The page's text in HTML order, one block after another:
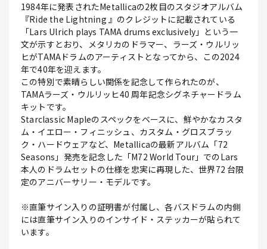
1984年に発表されたMetallicaの2枚目のスタジオアルバム
『Ride the Lightning 』のクレジットに記載されている
「Lars Ulrich plays TAMA drums exclusively」という一
文が示すとおり、メタリカのドラマー、ラーズ・ウルリッ
ヒがTAMAドラムのアーティストとなってから、この2024
年で40年を迎えます。
この特別で素晴らしい関係を記念して作られたのが、
TAMAラーズ・ウルリッヒ40 周年記念シグネチャードラム
キットです。
Starclassic Mapleのスペックをベースに、鮮やかなカスタ
ム・イエロー・フィニッシュ、カスタム・グロスブラッ
ク・ハードウェアなど、Metallicaの最新アルバム「72
Seasons」発売を記念した「M72 World Tour」でのLars
本人のドラムセットの仕様を忠実に再現した、世界72 台限
定のアニバーサリー・モデルです。
※直筆サイン入りの証明書が付属し、各バスドラムの内側
には直筆サイン入りのインサイド・ステッカーが貼られて
います。